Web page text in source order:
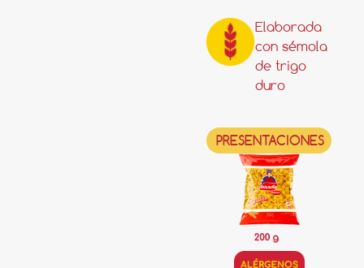
Elaborada
con sémola
de trigo
duro
PRESENTACIONES